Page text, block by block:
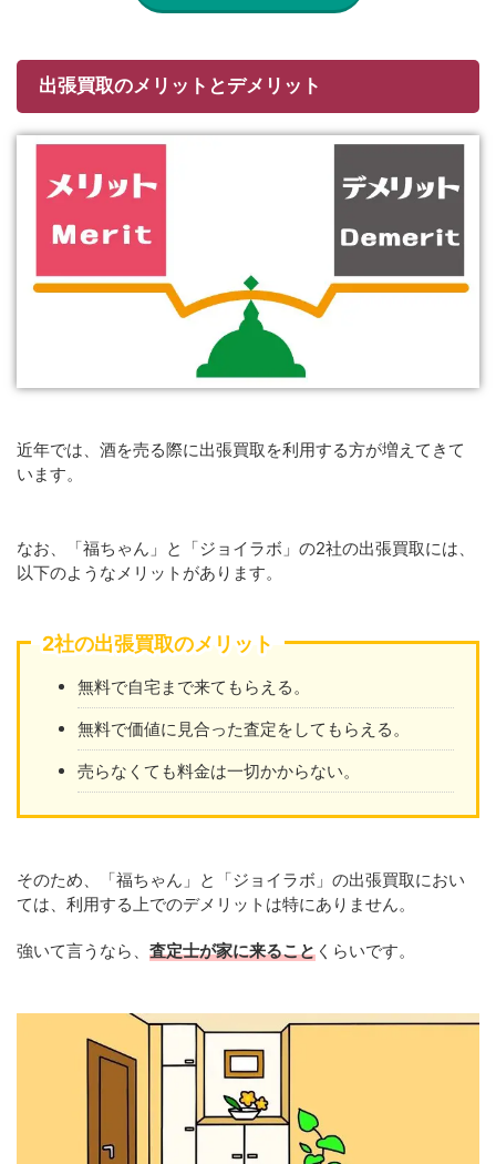
出張買取のメリットとデメリット
近年では、酒を売る際に出張買取を利用する方が増えてきて
います。
なお、「福ちゃん」と「ジョイラボ」の2社の出張買取には、
以下のようなメリットがあります。
2社の出張買取のメリット
無料で自宅まで来てもらえる。
無料で価値に見合った査定をしてもらえる。
売らなくても料金は一切かからない。
そのため、「福ちゃん」と「ジョイラボ」の出張買取におい
ては、利用する上でのデメリットは特にありません。
強いて言うなら、 査定士が家に来ること くらいです。